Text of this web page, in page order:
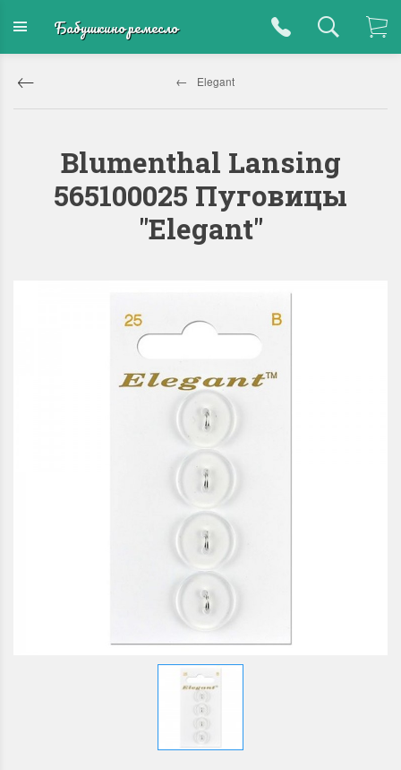
Бабушкино ремесло
Elegant
Blumenthal Lansing
565100025 Пуговицы
"Elegant"